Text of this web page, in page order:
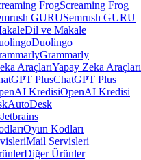
Screaming Frog
Semrush GURU
Dil ve Makale
Duolingo
Grammarly
Yapay Zeka Araçları
ChatGPT Plus
OpenAI Kredisi
AutoDesk
Jetbrains
Oyun Kodları
Mail Servisleri
Diğer Ürünler